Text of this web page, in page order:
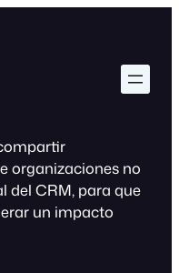
organizaciones no
del CRM, para que
un impacto